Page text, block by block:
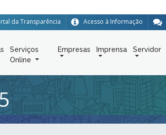
Acesso à Informação
da Transparência
Serviços
Online
Empresas Imprensa Servidor